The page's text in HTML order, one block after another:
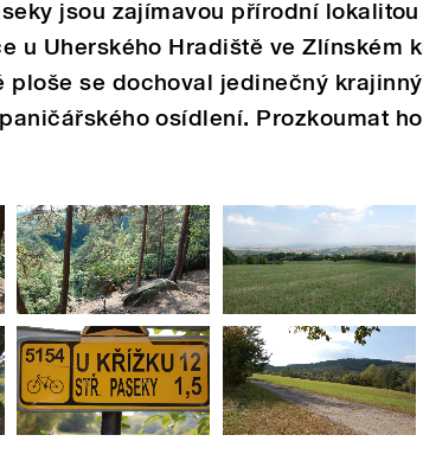
jsou zajímavou přírodní
u Uherského Hradiště ve Zlínském
ploše se dochoval jedinečný
osídlení. Prozkoumat